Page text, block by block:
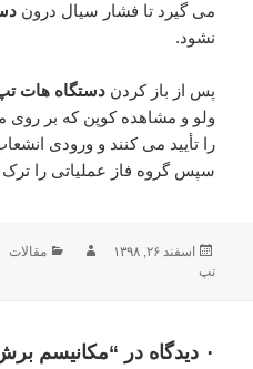
می گیرد تا فشار سیال درون
نشود.
پس از باز کردندستگاه هات
ولو و مشاهده کوپن که بر روی
را تأیید می کنند و ورودی
سپس گروه فاز عملیاتی را
ارسال
اسفند ۲۶, ۱۳۹۸ نویسندهدسته‌ها
مقالات
تپ
۰ دیدگاه در “مکانیسم برش دستگاه هات تپ”